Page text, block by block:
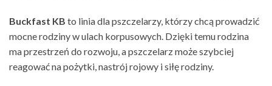
Buckfast KB to linia dla pszczelarzy, którzy chcą prowadzić
mocne rodziny w ulach korpusowych. Dzięki temu rodzina
ma przestrzeń do rozwoju, a pszczelarz może szybciej
reagować na pożytki, nastrój rojowy i siłę rodziny.